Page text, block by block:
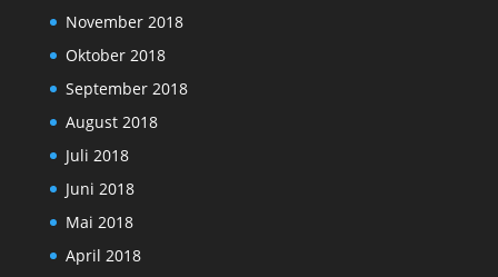
November 2018
Oktober 2018
September 2018
August 2018
Juli 2018
Juni 2018
Mai 2018
April 2018